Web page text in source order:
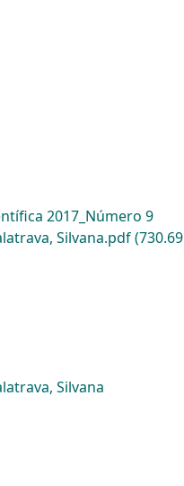
2017_Número 9
Silvana.pdf(730.69
Silvana